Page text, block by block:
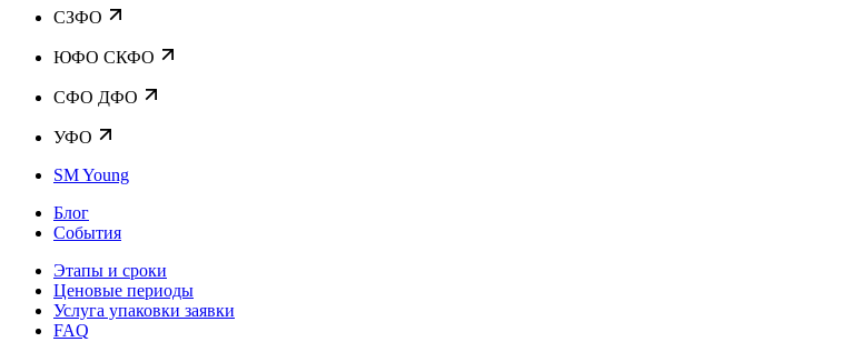
СЗФО
ЮФО СКФО
CФО ДФО
УФО
SM Young
Блог
События
Этапы и сроки
Ценовые периоды
Услуга упаковки заявки
FAQ